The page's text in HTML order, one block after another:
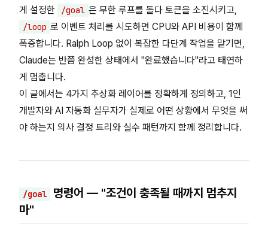
게 설정한
/goal 은 무한 루프를 돌다 토큰을 소진시키고,
/loop 로 이벤트 처리를 시도하면 CPU와 API 비용이 함께
폭증합니다. Ralph Loop 없이 복잡한 다단계 작업을 맡기면,
Claude는 반쯤 완성한 상태에서 "완료했습니다"라고 태연하
게 멈춥니다.
이 글에서는 4가지 추상화 레이어를 정확하게 정의하고, 1인
개발자와 AI 자동화 실무자가 실제로 어떤 상황에서 무엇을 써
야 하는지 의사 결정 트리와 실수 패턴까지 함께 정리합니다.
/goal
명령어 — "조건이 충족될 때까지 멈추지
마"